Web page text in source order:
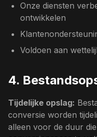
Onze diensten
ontwikkelen
Voldoen aan
4.
Tijdelijke opslag:
conversie worden
alleen voor de duur